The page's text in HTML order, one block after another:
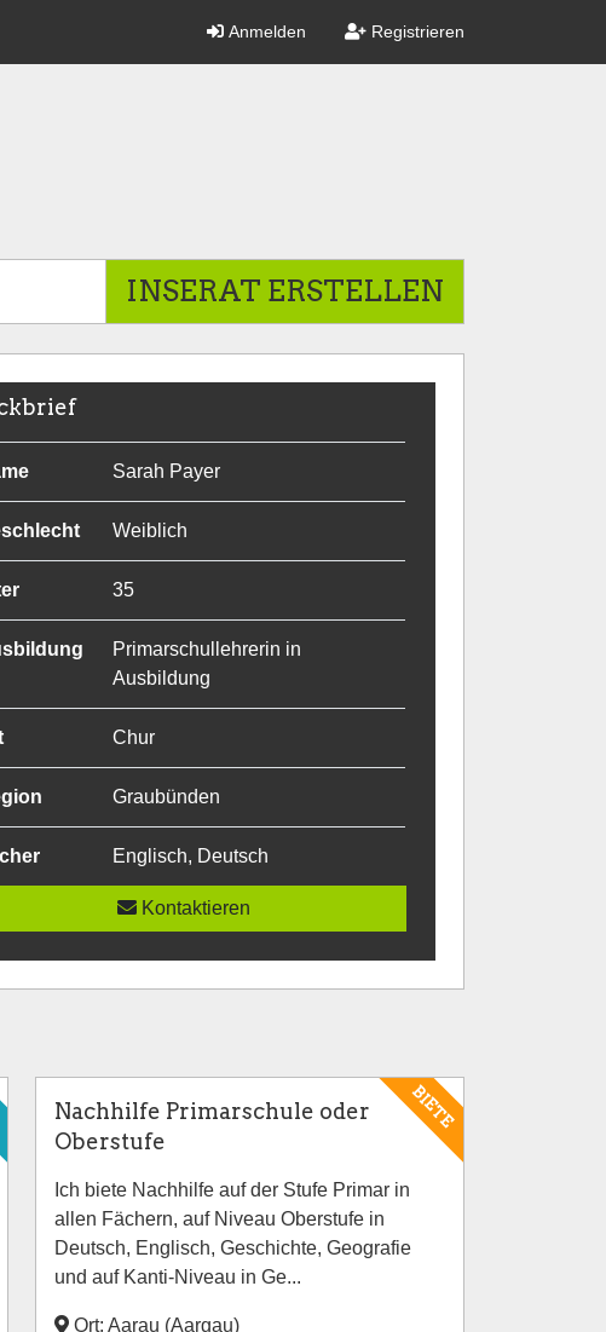
Anmelden Registrieren
INSERAT ERSTELLEN
Sarah Payer
Weiblich
35
Primarschullehrerin in
Ausbildung
Chur
Graubünden
Englisch, Deutsch
Kontaktieren
BIETE
Nachhilfe Primarschule oder
Oberstufe
Ich biete Nachhilfe auf der Stufe Primar in
allen Fächern, auf Niveau Oberstufe in
Deutsch, Englisch, Geschichte, Geografie
und auf Kanti-Niveau in Ge...
Ort: Aarau (Aargau)